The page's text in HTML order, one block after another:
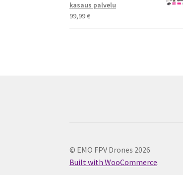
kasaus palvelu
99,99€
© EMO FPV Drones 2026
Built with WooCommerce.